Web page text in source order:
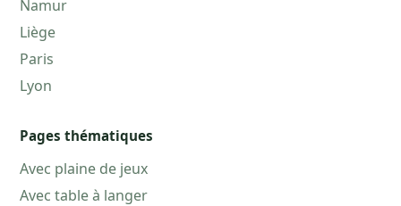
Namur
Liège
Paris
Lyon
Pages thématiques
Avec plaine de jeux
Avec table à langer